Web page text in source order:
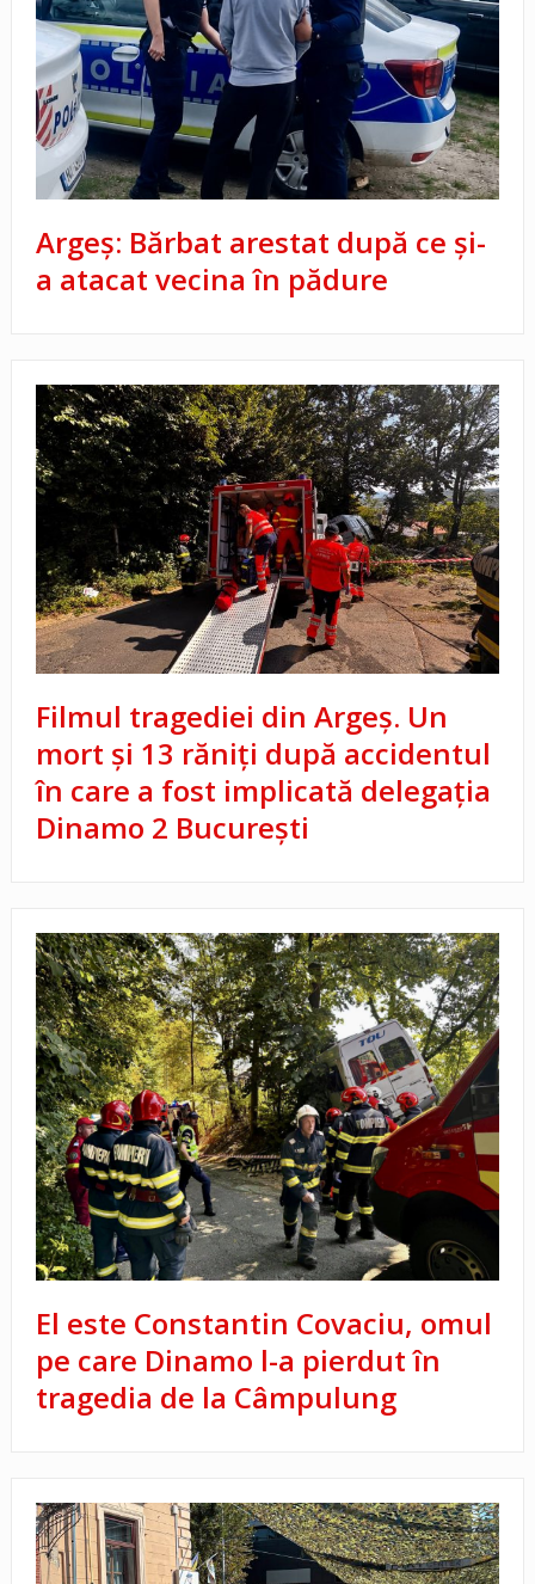
Argeș: Bărbat arestat după ce și-
a atacat vecina în pădure
Filmul tragediei din Argeș. Un
mort și 13 răniți după accidentul
în care a fost implicată delegația
Dinamo 2 București
El este Constantin Covaciu, omul
pe care Dinamo l-a pierdut în
tragedia de la Câmpulung